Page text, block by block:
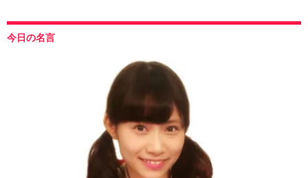
今日の名言